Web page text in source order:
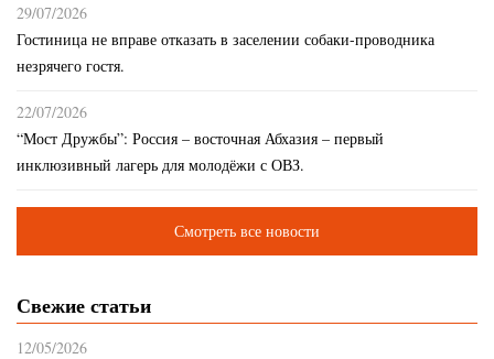
29/07/2026
Гостиница не вправе отказать в заселении собаки-проводника
незрячего гостя.
22/07/2026
“Мост Дружбы”: Россия – восточная Абхазия – первый
инклюзивный лагерь для молодёжи с ОВЗ.
Смотреть все новости
Свежие статьи
12/05/2026